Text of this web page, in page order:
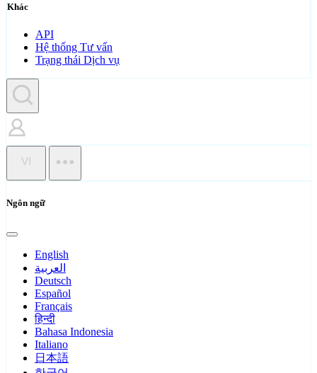
Khác
API
Hệ thống Tư vấn
Trạng thái Dịch vụ
VI
Ngôn ngữ
English
العربية
Deutsch
Español
Français
हिन्दी
Bahasa Indonesia
Italiano
日本語